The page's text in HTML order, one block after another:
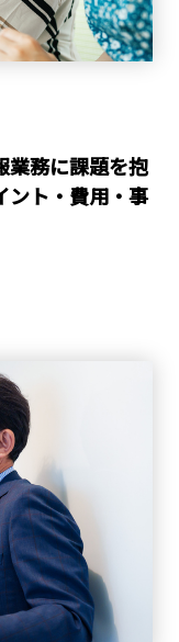
業務に課題を抱
ント・費用・事